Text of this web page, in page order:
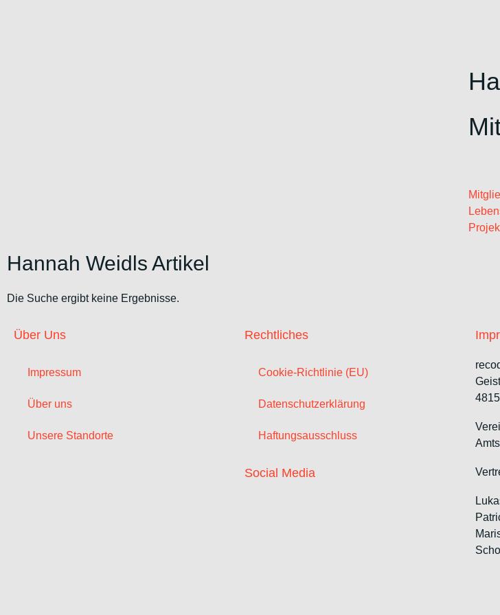
Hannah Weidls Artikel
Die Suche ergibt keine Ergebnisse.
Über Uns
Impressum
Über uns
Unsere Standorte
Rechtliches
Cookie-Richtlinie (EU)
Datenschutzerklärung
Haftungsausschluss
Social Media